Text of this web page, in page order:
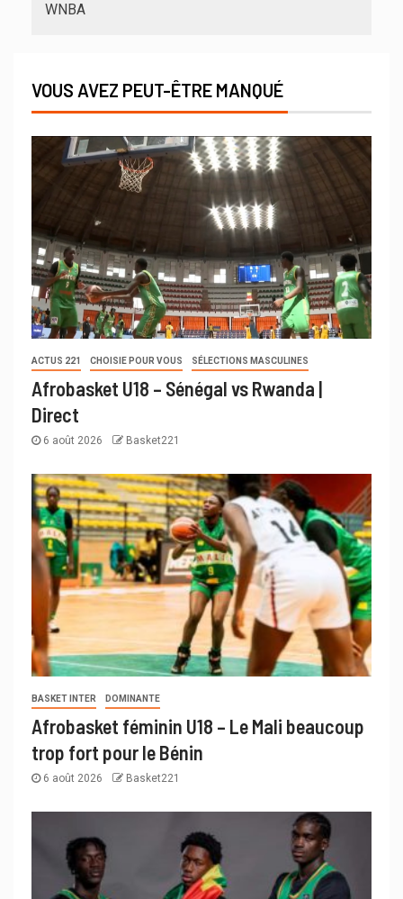
WNBA
VOUS AVEZ PEUT-ÊTRE MANQUÉ
ACTUS 221 CHOISIE POUR VOUS SÉLECTIONS MASCULINES
Afrobasket U18 – Sénégal vs Rwanda |
Direct
6 août 2026 Basket221
BASKET INTER DOMINANTE
Afrobasket féminin U18 – Le Mali beaucoup
trop fort pour le Bénin
6 août 2026 Basket221